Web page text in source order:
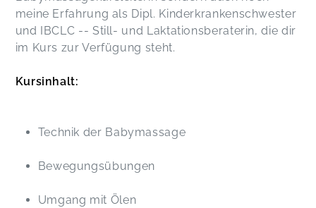
meine Erfahrung als Dipl. Kinderkrankenschwester
und IBCLC -- Still- und Laktationsberaterin, die dir
im Kurs zur Verfügung steht.
Kursinhalt:
Technik der Babymassage
Bewegungsübungen
Umgang mit Ölen